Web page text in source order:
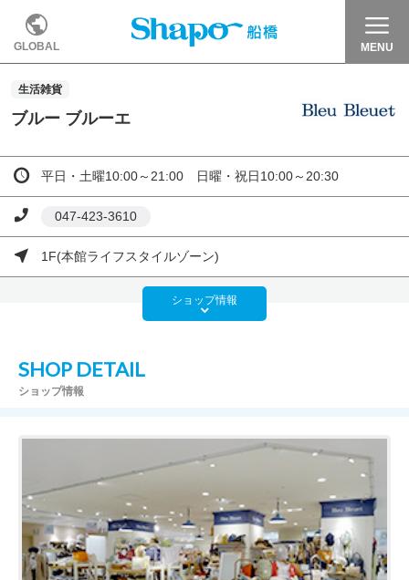
GLOBAL MENU
生活雑貨
ブルー ブルーエ
平日・土曜10:00～21:00 日曜・祝日10:00～20:30
047-423-3610
1F(本館ライフスタイルゾーン)
ショップ情報
SHOP DETAIL
ショップ情報